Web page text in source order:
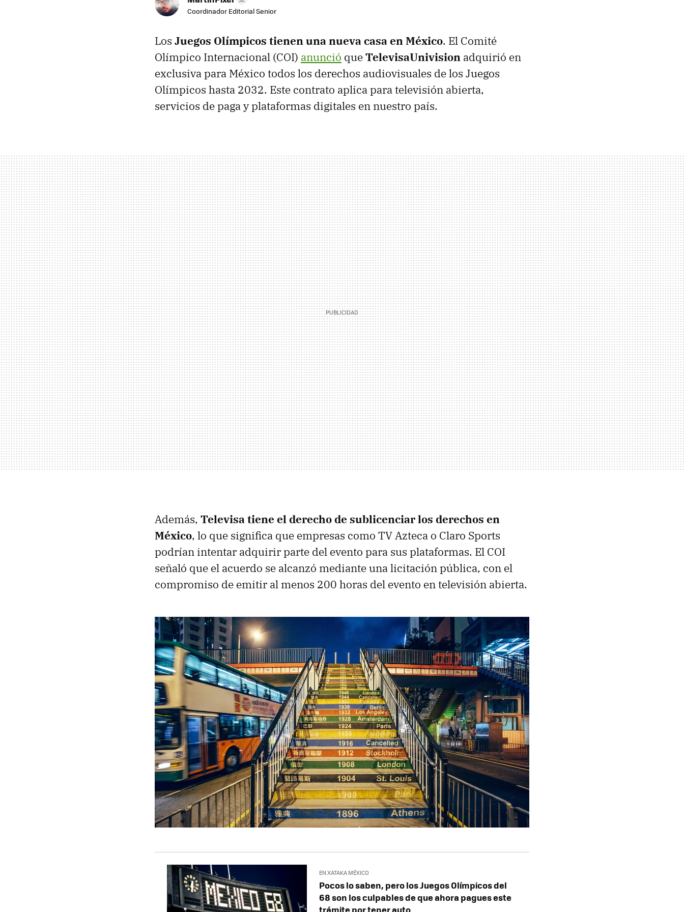
Coordinador Editorial Senior
Los Juegos Olímpicos tienen una nueva casa en México. El Comité
Olímpico Internacional (COI) anunció queTelevisaUnivision adquirió en
exclusiva para México todos los derechos audiovisuales de los Juegos
Olímpicos hasta 2032. Este contrato aplica para televisión abierta,
servicios de paga y plataformas digitales en nuestro país.
Además, Televisa tiene el derecho de sublicenciar los derechos en
México, lo que significa que empresas como TV Azteca o Claro Sports
podrían intentar adquirir parte del evento para sus plataformas. El COI
señaló que el acuerdo se alcanzó mediante una licitación pública, con el
compromiso de emitir al menos 200 horas del evento en televisión abierta.
EN XATAKA MÉXICO
Pocos lo saben, pero los Juegos Olímpicos del
68 son los culpables de que ahora pagues este
trámite por tener auto